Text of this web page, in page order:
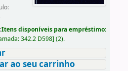
:Itens disponíveis para empréstimo:
342.2 D598] (2).
ao seu carrinho